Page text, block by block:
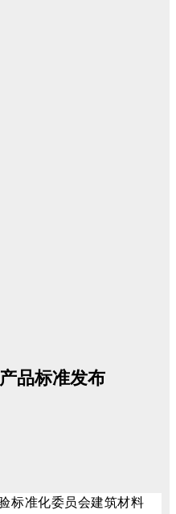
品标准发布
标准化委员会建筑材料